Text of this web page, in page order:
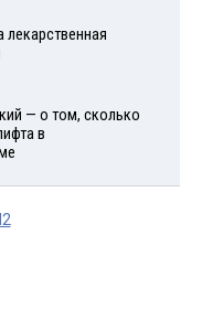
лекарственная
— о том, сколько
в